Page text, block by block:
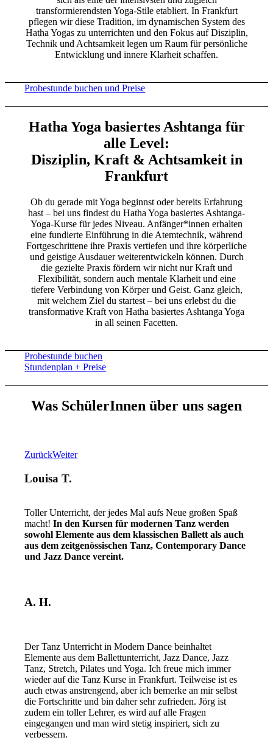
transformierendsten Yoga-Stile etabliert. In Frankfurt
pflegen wir diese Tradition, im dynamischen System des
Hatha Yogas zu unterrichten und den Fokus auf Disziplin,
Technik und Achtsamkeit legen um Raum für persönliche
Entwicklung und innere Klarheit schaffen.
Probestunde buchen und Preise
Hatha Yoga basiertes Ashtanga für
alle Level:
Disziplin, Kraft & Achtsamkeit in
Frankfurt
Ob du gerade mit Yoga beginnst oder bereits Erfahrung
hast – bei uns findest du Hatha Yoga basiertes Ashtanga-
Yoga-Kurse für jedes Niveau. Anfänger*innen erhalten
eine fundierte Einführung in die Atemtechnik, während
Fortgeschrittene ihre Praxis vertiefen und ihre körperliche
und geistige Ausdauer weiterentwickeln können. Durch
die gezielte Praxis fördern wir nicht nur Kraft und
Flexibilität, sondern auch mentale Klarheit und eine
tiefere Verbindung von Körper und Geist. Ganz gleich,
mit welchem Ziel du startest – bei uns erlebst du die
transformative Kraft von Hatha basiertes Ashtanga Yoga
in all seinen Facetten.
Probestunde buchen
Stundenplan + Preise
Was SchülerInnen über uns sagen
ZurückWeiter
Louisa T.
Toller Unterricht, der jedes Mal aufs Neue großen Spaß
macht!In den Kursen für modernen Tanz werden
sowohl Elemente aus dem klassischen Ballett als auch
aus dem zeitgenössischen Tanz, Contemporary Dance
und Jazz Dance vereint.
A. H.
Der Tanz Unterricht in Modern Dance beinhaltet
Elemente aus dem Ballettunterricht, Jazz Dance, Jazz
Tanz, Stretch, Pilates und Yoga. Ich freue mich immer
wieder auf die Tanz Kurse in Frankfurt. Teilweise ist es
auch etwas anstrengend, aber ich bemerke an mir selbst
die Fortschritte und bin daher sehr zufrieden. Jörg ist
zudem ein toller Lehrer, es wird auf alle Fragen
eingegangen und man wird stetig inspiriert, sich zu
verbessern.